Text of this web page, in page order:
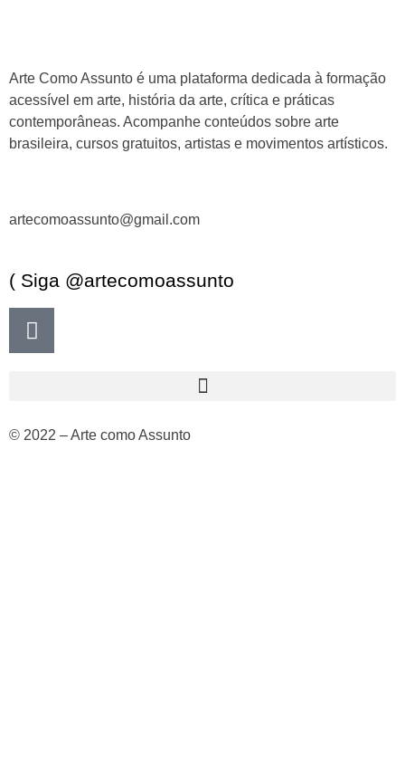
Arte Como Assunto é uma plataforma dedicada à formação
acessível em arte, história da arte, crítica e práticas
contemporâneas. Acompanhe conteúdos sobre arte
brasileira, cursos gratuitos, artistas e movimentos artísticos.
artecomoassunto@gmail.com
( Siga @artecomoassunto
© 2022 – Arte como Assunto